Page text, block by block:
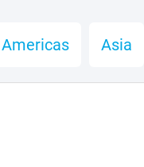
Americas Asia